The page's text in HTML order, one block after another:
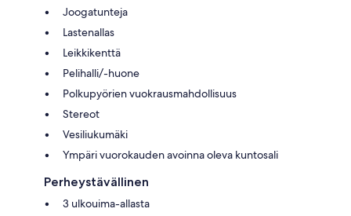
Joogatunteja
Lastenallas
Leikkikenttä
Pelihalli/-huone
Polkupyörien vuokrausmahdollisuus
Stereot
Vesiliukumäki
Ympäri vuorokauden avoinna oleva kuntosali
Perheystävällinen
3 ulkouima-allasta